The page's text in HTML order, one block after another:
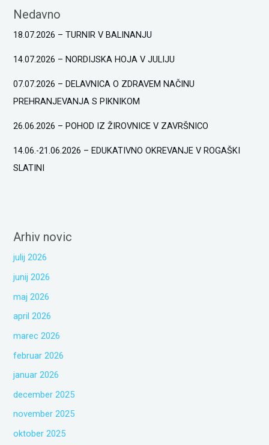
Nedavno
18.07.2026 – TURNIR V BALINANJU
14.07.2026 – NORDIJSKA HOJA V JULIJU
07.07.2026 – DELAVNICA O ZDRAVEM NAČINU
PREHRANJEVANJA S PIKNIKOM
26.06.2026 – POHOD IZ ŽIROVNICE V ZAVRŠNICO
14.06.-21.06.2026 – EDUKATIVNO OKREVANJE V ROGAŠKI
SLATINI
Arhiv novic
julij 2026
junij 2026
maj 2026
april 2026
marec 2026
februar 2026
januar 2026
december 2025
november 2025
oktober 2025